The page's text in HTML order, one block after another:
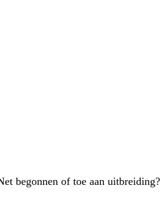
begonnen of toe aan